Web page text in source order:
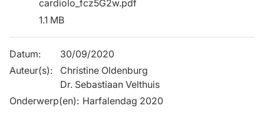
cardiolo_fcz5G2w.pdf
1.1 MB
Datum:
30/09/2020
Auteur(s):
Christine Oldenburg
Dr. Sebastiaan Velthuis
Onderwerp(en): Harfalendag 2020